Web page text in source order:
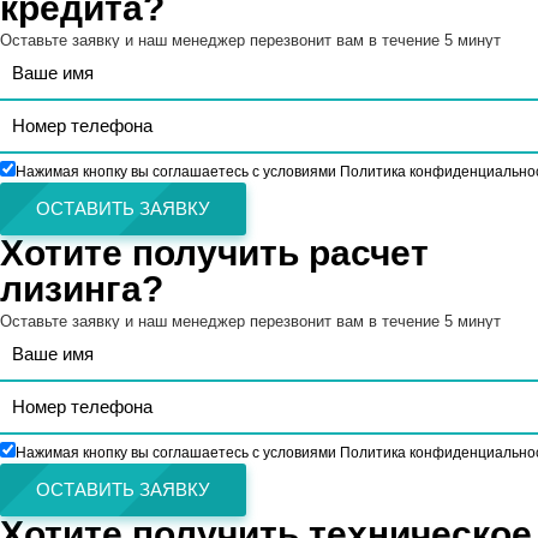
Оставьте заявку и наш менеджер перезвонит вам в течение 5 минут
Нажимая кнопку вы соглашаетесь с условиями Политика
ОСТАВИТЬ ЗАЯВКУ
Хотите получить расчет
лизинга?
Оставьте заявку и наш менеджер перезвонит вам в течение 5 минут
Нажимая кнопку вы соглашаетесь с условиями Политика
ОСТАВИТЬ ЗАЯВКУ